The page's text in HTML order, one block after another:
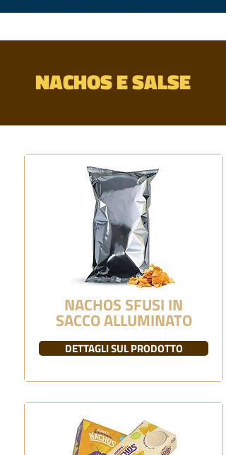
NACHOS E SALSE
NACHOS SFUSI IN
SACCO ALLUMINATO
DETTAGLI SUL PRODOTTO